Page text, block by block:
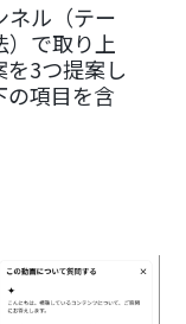
ネル（テー
）で取り上
3つ提案し
の項目を含